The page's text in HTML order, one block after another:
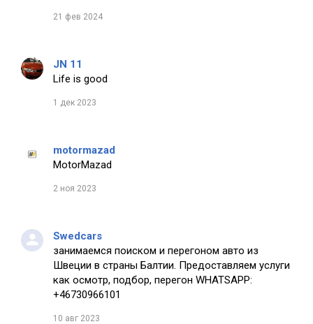
21 фев 2024
JN 11
Life is good
1 дек 2023
motormazad
MotorMazad
2 ноя 2023
Swedcars
занимаемся поиском и перегоном авто из
Швеции в страны Балтии. Предоставляем услуги
как осмотр, подбор, перегон WHATSAPP:
+46730966101
10 авг 2023